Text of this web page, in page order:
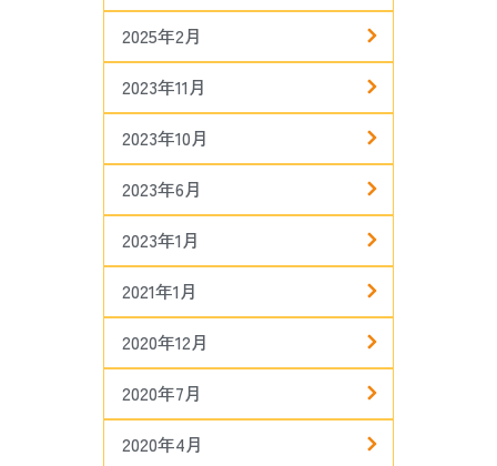
2025年2月
2023年11月
2023年10月
2023年6月
2023年1月
2021年1月
2020年12月
2020年7月
2020年4月